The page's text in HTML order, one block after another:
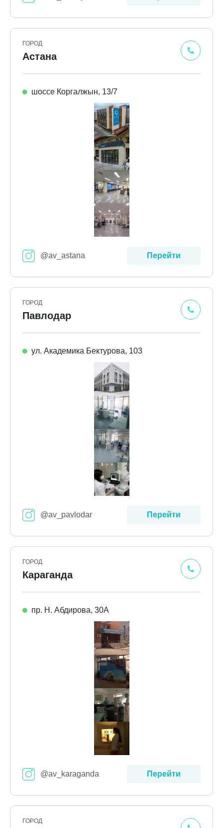
ГОРОД
Астана
шоссе Коргалжын, 13/7
@av_astana Перейти
ГОРОД
Павлодар
ул. Академика Бектурова, 103
@av_pavlodar Перейти
ГОРОД
Караганда
пр. Н. Абдирова, 30А
@av_karaganda Перейти
ГОРОД